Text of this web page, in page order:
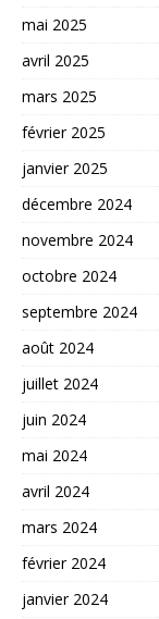
mai 2025
avril 2025
mars 2025
février 2025
janvier 2025
décembre 2024
novembre 2024
octobre 2024
septembre 2024
août 2024
juillet 2024
juin 2024
mai 2024
avril 2024
mars 2024
février 2024
janvier 2024